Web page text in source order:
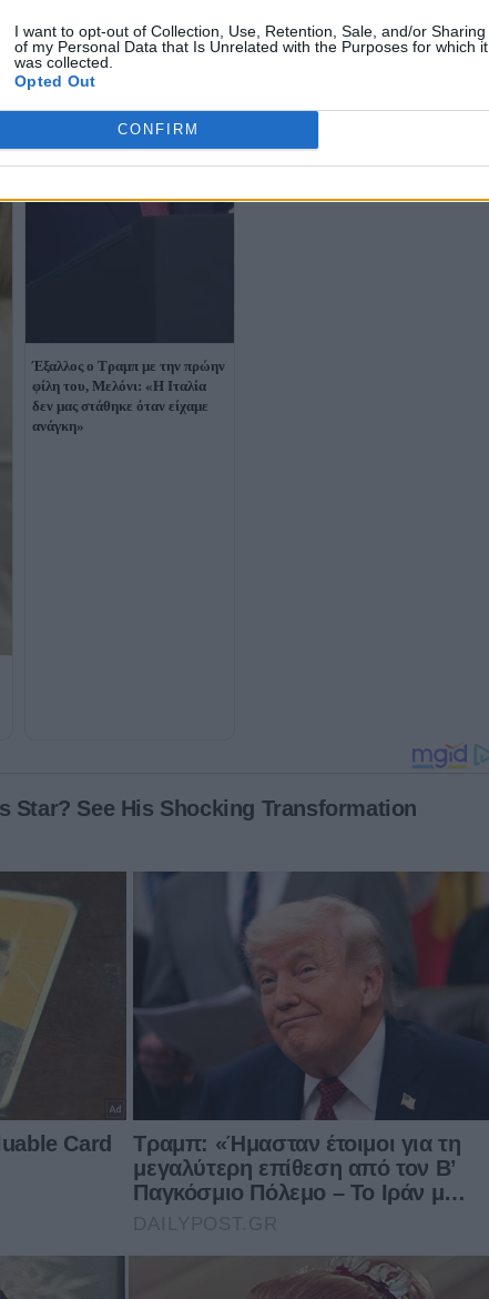
I want to opt-out of Collection, Use, Retention, Sale, and/or Sharing
of my Personal Data that Is Unrelated with the Purposes for which it
was collected.
Opted Out
CONFIRM
Έξαλλος ο Τραμπ με την πρώην
φίλη του, Μελόνι: «Η Ιταλία
δεν μας στάθηκε όταν είχαμε
ανάγκη»